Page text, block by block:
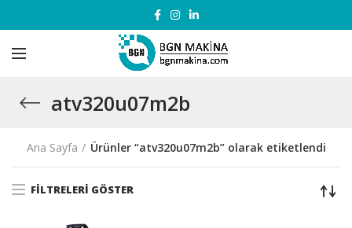
atv320u07m2b
Ana Sayfa Ürünler “atv320u07m2b” olarak etiketlendi
FILTRELERI GÖSTER